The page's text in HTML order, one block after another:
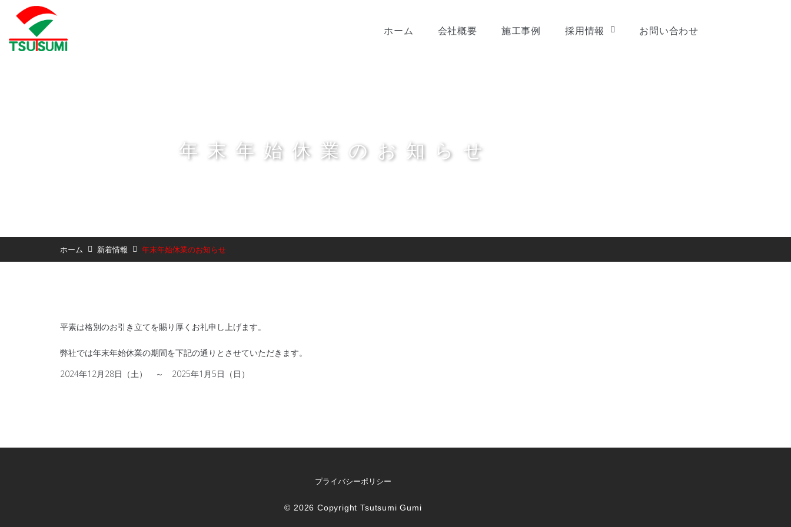
ホーム 会社概要 施工事例 採用情報 お問い合わせ
年末年始休業のお知らせ
ホーム 新着情報 年末年始休業のお知らせ
平素は格別のお引き立てを賜り厚くお礼申し上げます。
弊社では年末年始休業の期間を下記の通りとさせていただきます。
2024年12月28日（土） ～ 2025年1月5日（日）
プライバシーポリシー
© 2026 CopyrightTsutsumi Gumi